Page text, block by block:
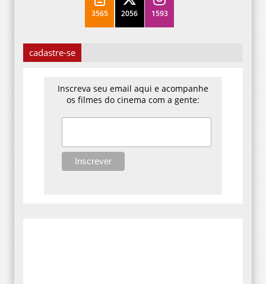
3565 2056 1593
cadastre-se
Inscreva seu email aqui e acompanhe
os filmes do cinema com a gente: